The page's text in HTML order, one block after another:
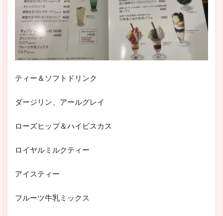
ティー＆ソフトドリンク
ダージリン、アールグレイ
ローズヒップ＆ハイビスカス
ロイヤルミルクティー
アイスティー
フルーツ牛乳ミックス